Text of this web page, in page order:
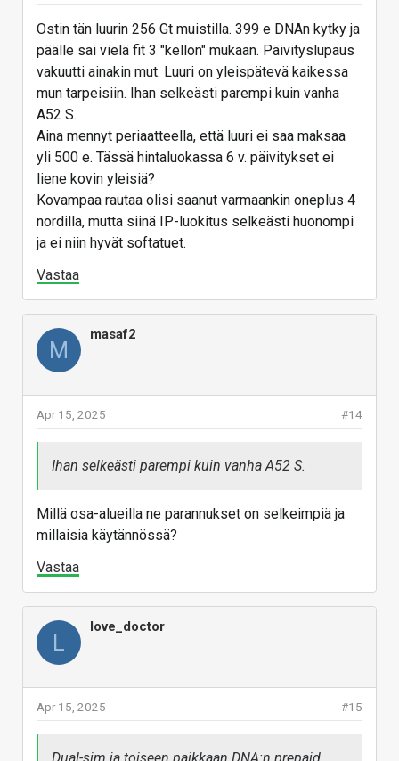
Ostin tän luurin 256 Gt muistilla. 399 e DNAn kytky ja
päälle sai vielä fit 3 "kellon" mukaan. Päivityslupaus
vakuutti ainakin mut. Luuri on yleispätevä kaikessa
mun tarpeisiin. Ihan selkeästi parempi kuin vanha
A52 S.
Aina mennyt periaatteella, että luuri ei saa maksaa
yli 500 e. Tässä hintaluokassa 6 v. päivitykset ei
liene kovin yleisiä?
Kovampaa rautaa olisi saanut varmaankin oneplus 4
nordilla, mutta siinä IP-luokitus selkeästi huonompi
ja ei niin hyvät softatuet.
Vastaa
M
masaf2
#14
Apr 15, 2025
Ihan selkeästi parempi kuin vanha A52 S.
Millä osa-alueilla ne parannukset on selkeimpiä ja
millaisia käytännössä?
Vastaa
L
love_doctor
#15
Apr 15, 2025